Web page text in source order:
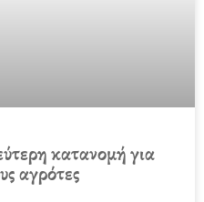
κατανομή για
αγρότες